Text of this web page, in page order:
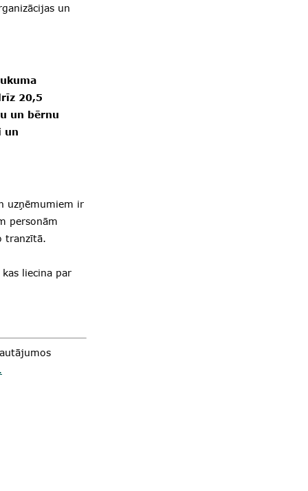
un
20,5
un bērnu
un
uzņēmumiem ir
personām
tranzītā.
liecina par